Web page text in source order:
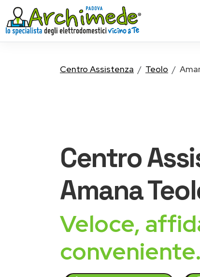
Centro Assistenza Teolo
Centro
Amana
Veloce,
conveniente.